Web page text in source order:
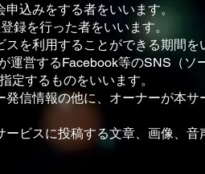
込みをする者をいいます。
録を⾏った者をいいます。
を利⽤することができる期間を
運営するFacebook等のSNS（
定するものをいいます。
発信情報の他に、オーナーが本
ービスに投稿する⽂章、画像、